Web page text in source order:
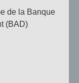
de la Banque
(BAD)